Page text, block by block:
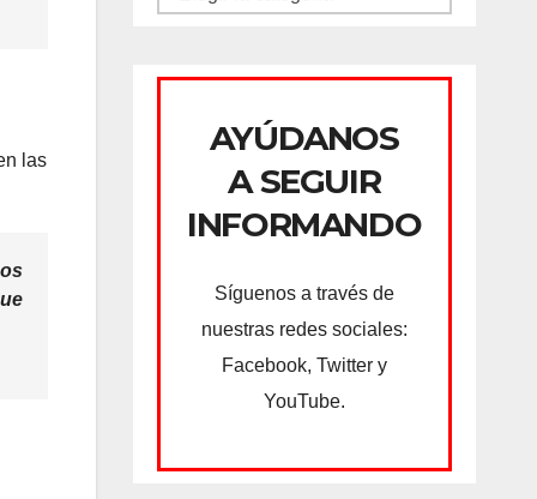
las
AYÚDANOS
A SEGUIR
INFORMANDO
Síguenos a través de
nuestras redes sociales:
Facebook, Twitter y
YouTube.